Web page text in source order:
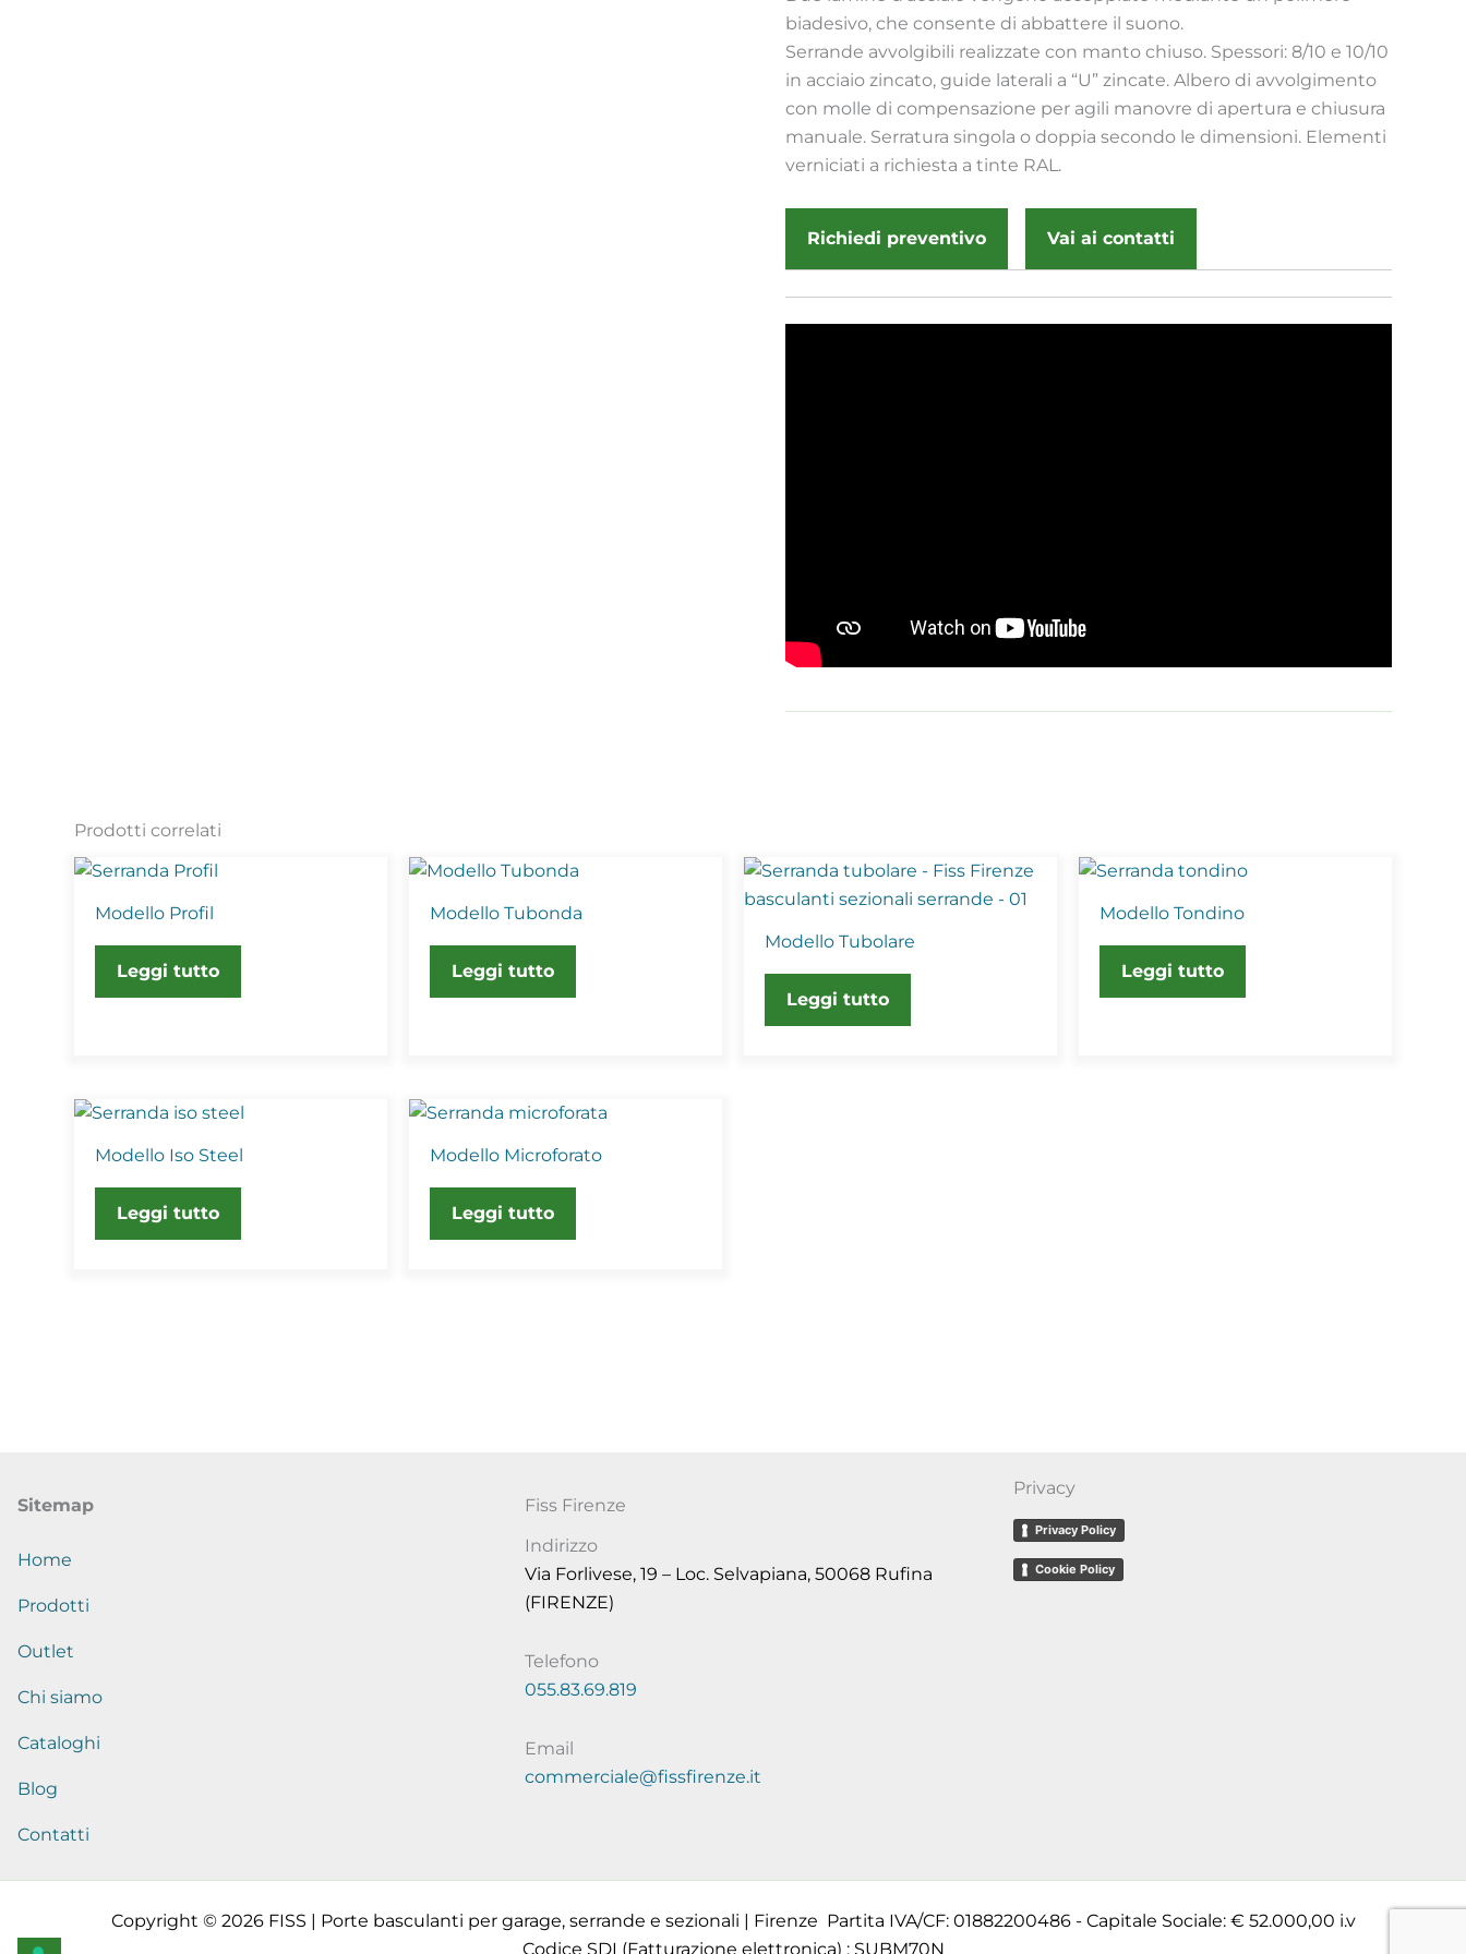
biadesivo, che consente di abbattere il suono.
Serrande avvolgibili realizzate con manto chiuso. Spessori: 8/10 e 10/10
in acciaio zincato, guide laterali a “U” zincate. Albero di avvolgimento
con molle di compensazione per agili manovre di apertura e chiusura
manuale. Serratura singola o doppia secondo le dimensioni. Elementi
verniciati a richiesta a tinte RAL.
Richiedi preventivo Vai ai contatti
Prodotti correlati
Modello Profil
Leggi tutto
Modello Tubonda
Leggi tutto
Modello Tubolare
Leggi tutto
Modello Tondino
Leggi tutto
Modello Iso Steel
Leggi tutto
Modello Microforato
Leggi tutto
Sitemap
Home
Prodotti
Outlet
Chi siamo
Cataloghi
Blog
Contatti
Fiss Firenze
Indirizzo
Via Forlivese, 19 – Loc. Selvapiana, 50068 Rufina
(FIRENZE)
Telefono
055.83.69.819
Email
commerciale@fissfirenze.it
Privacy
Privacy Policy
Cookie Policy
Copyright © 2026 FISS | Porte basculanti per garage, serrande e sezionali | Firenze Partita IVA/CF: 01882200486 - Capitale Sociale: € 52.000,00 i.v
Codice SDI (Fatturazione elettronica) : SUBM70N